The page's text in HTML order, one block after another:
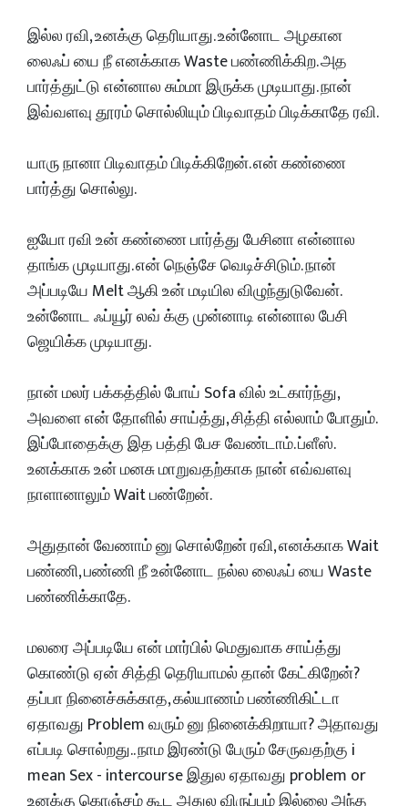
இல்ல ரவி, உனக்கு தெரியாது. உன்னோட அழகான
லைஃப் யை நீ எனக்காக Waste பண்ணிக்கிற. அத
பார்த்துட்டு என்னால சும்மா இருக்க முடியாது. நான்
இவ்வளவு தூரம் சொல்லியும் பிடிவாதம் பிடிக்காதே ரவி.
யாரு நானா பிடிவாதம் பிடிக்கிறேன். என் கண்ணை
பார்த்து சொல்லு.
ஐயோ ரவி உன் கண்ணை பார்த்து பேசினா என்னால
தாங்க முடியாது. என் நெஞ்சே வெடிச்சிடும். நான்
அப்படியே Melt ஆகி உன் மடியில விழுந்துடுவேன்.
உன்னோட ஃப்யூர் லவ் க்கு முன்னாடி என்னால பேசி
ஜெயிக்க முடியாது.
நான் மலர் பக்கத்தில் போய் Sofa வில் உட்கார்ந்து,
அவளை என் தோளில் சாய்த்து, சித்தி எல்லாம் போதும்.
இப்போதைக்கு இத பத்தி பேச வேண்டாம். ப்ளீஸ்.
உனக்காக உன் மனசு மாறுவதற்காக நான் எவ்வளவு
நாளானாலும் Wait பண்றேன்.
அதுதான் வேணாம் னு சொல்றேன் ரவி, எனக்காக Wait
பண்ணி, பண்ணி நீ உன்னோட நல்ல லைஃப் யை Waste
பண்ணிக்காதே.
மலரை அப்படியே என் மார்பில் மெதுவாக சாய்த்து
கொண்டு ஏன் சித்தி தெரியாமல் தான் கேட்கிறேன்?
தப்பா நினைச்சுக்காத, கல்யாணம் பண்ணிகிட்டா
ஏதாவது Problem வரும் னு நினைக்கிறாயா? அதாவது
எப்படி சொல்றது.. நாம இரண்டு பேரும் சேருவதற்கு i
mean Sex - intercourse இதுல ஏதாவது problem or